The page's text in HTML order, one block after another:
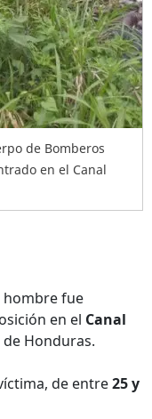
de Bomberos
en el Canal
hombre fue
en el Canal
Honduras.
de entre25 y